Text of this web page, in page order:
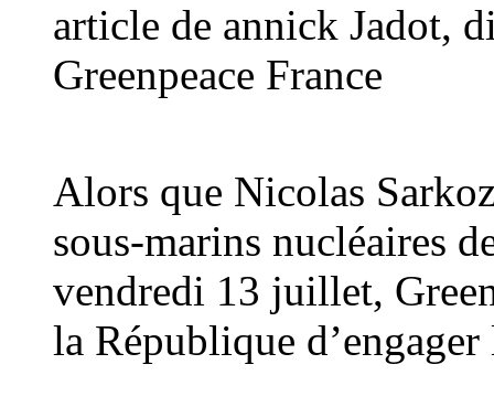
article de annick Jadot,
Greenpeace France
Alors que Nicolas
sous-marins nucléaires
vendredi 13 juillet,
la République